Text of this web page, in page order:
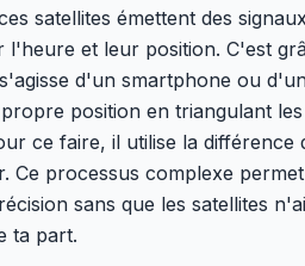
satellites émettent des
et leur position. C'est
d'un smartphone ou
position en triangulant
ce faire, il utilise la différence
Ce processus complexe
sans que les satellites
ta part.